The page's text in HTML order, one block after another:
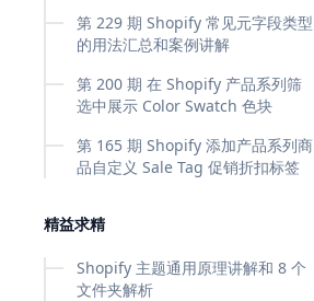
第 229 期 Shopify 常见元字段类型
的用法汇总和案例讲解
第 200 期 在 Shopify 产品系列筛
选中展示 Color Swatch 色块
第 165 期 Shopify 添加产品系列商
品自定义 Sale Tag 促销折扣标签
精益求精
Shopify 主题通用原理讲解和 8 个
文件夹解析